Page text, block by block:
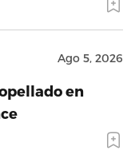
Ago 5, 2026
en